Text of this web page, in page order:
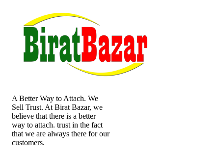
A Better Way to Attach. We
Sell Trust. At Birat Bazar, we
believe that there is a better
way to attach. trust in the fact
that we are always there for our
customers.